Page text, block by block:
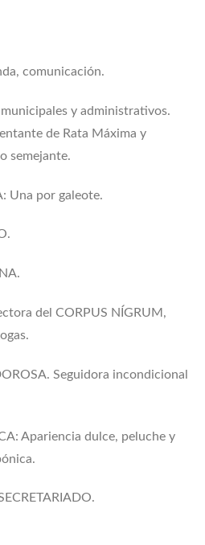
comunicación.
y administrativos.
de Rata Máxima y
semejante.
Una por galeote.
del CORPUS NÍGRUM,
Seguidora incondicional
Apariencia dulce, peluche y